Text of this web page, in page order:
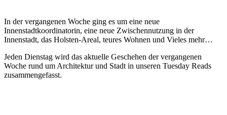
In der vergangenen Woche ging es um eine neue
Innenstadtkoordinatorin, eine neue Zwischennutzung in der
Innenstadt, das Holsten-Areal, teures Wohnen und Vieles mehr…
Jeden Dienstag wird das aktuelle Geschehen der vergangenen
Woche rund um Architektur und Stadt in unseren Tuesday Reads
zusammengefasst.